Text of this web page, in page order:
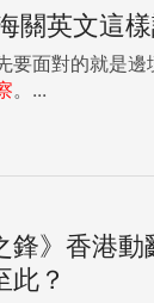
關英文這樣
要面對的就是
。...
鋒》香港
此？